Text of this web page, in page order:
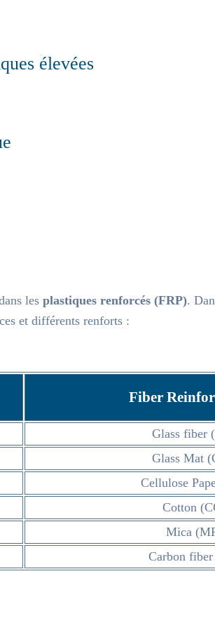
élevées
lesplastiques renforcés (FRP).
et différents renforts :
Fiber
Glass fiber
Glass Mat
Cellulose
Cotton
Mica
Carbon